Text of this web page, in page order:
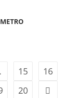
15
16
20